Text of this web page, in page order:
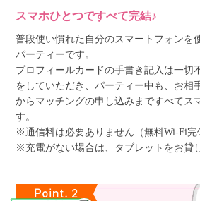
スマホひとつですべて完結♪
普段使い慣れた自分のスマートフォンを
パーティーです。
プロフィールカードの手書き記入は一切
をしていただき、パーティー中も、お相
からマッチングの申し込みまですべてス
す。
※通信料は必要ありません（無料Wi-Fi完
※充電がない場合は、タブレットをお貸